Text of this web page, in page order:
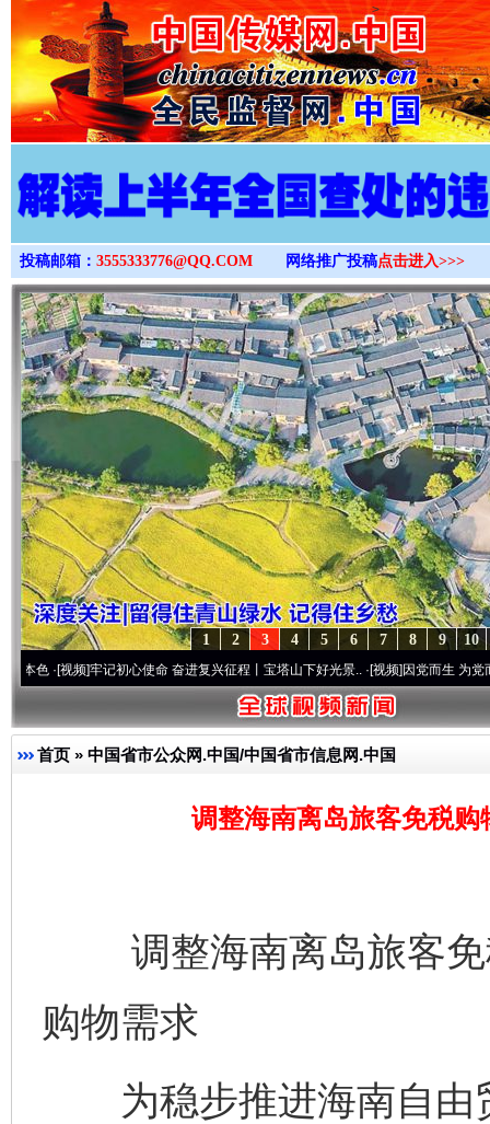
>
投稿邮箱： 3555333776@QQ.COM 网络推广投稿点击进入>>>
10
9
8
7
6
5
4
3
2
1
频]牢记初心使命 奋进复兴征程丨宝塔山下好光景..·[视频]因党而生 为党而战——百
首页 » 中国省市公众网.中国/中国省市信息网.中国
调整海南离岛旅客免税
调整海南离岛旅客免
购物需求
为稳步推进海南自由